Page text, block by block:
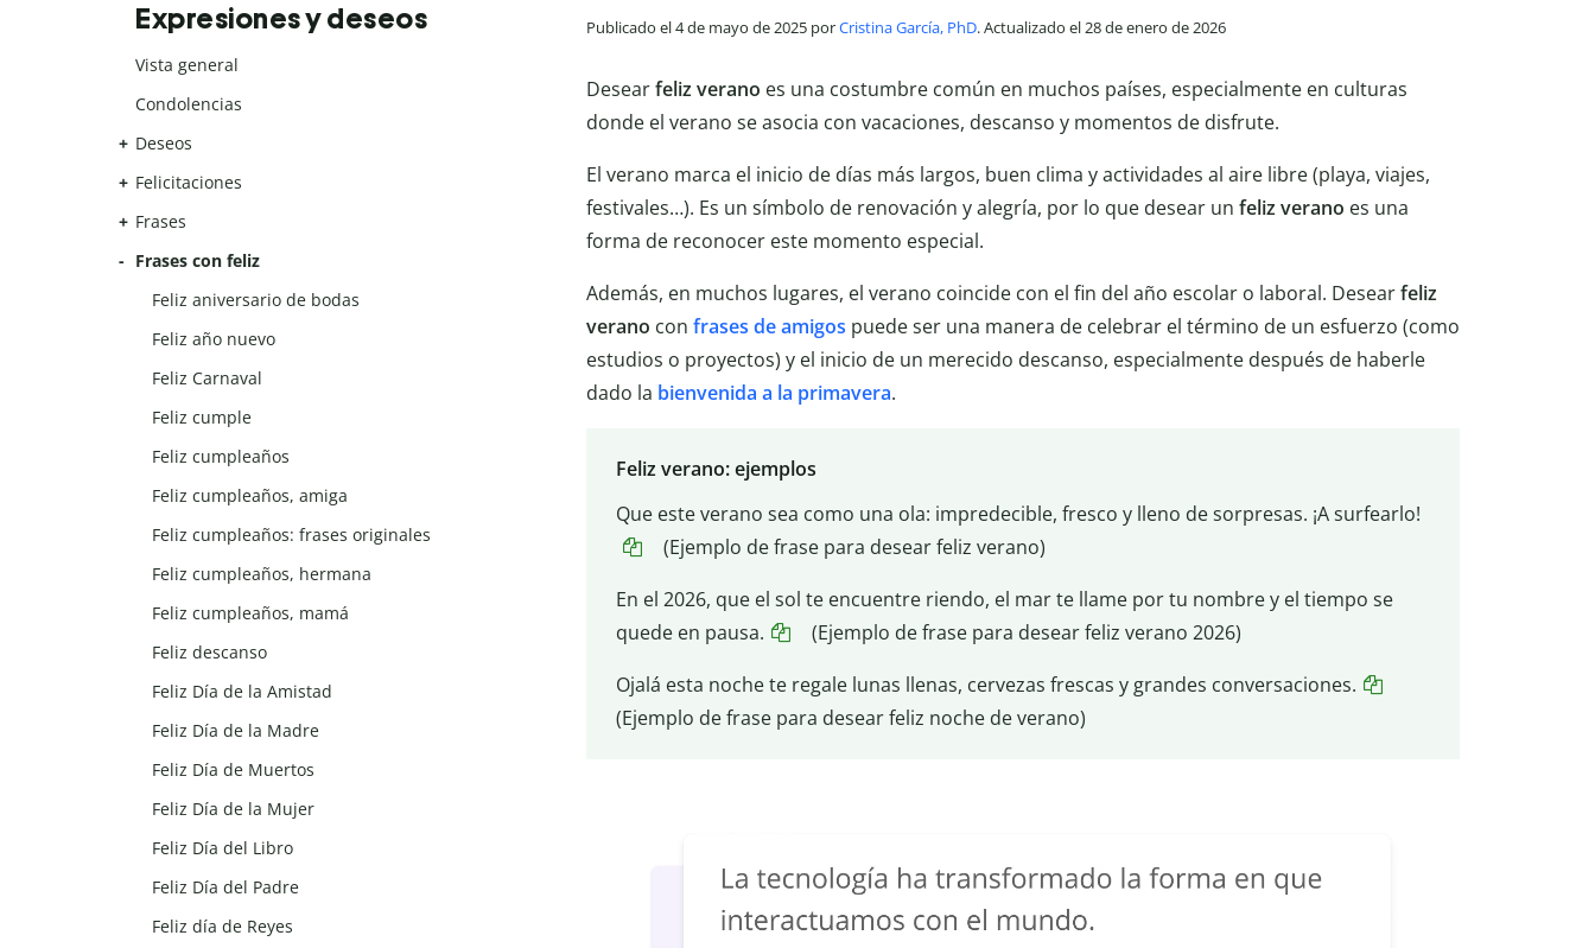
Publicado el 4 de mayo de 2025 porCristina García, PhD. Actualizado el 28 de enero de 2026
Desearfeliz verano es una costumbre común en muchos países, especialmente en culturas
donde el verano se asocia con vacaciones, descanso y momentos de disfrute.
El verano marca el inicio de días más largos, buen clima y actividades al aire libre (playa, viajes,
festivales…). Es un símbolo de renovación y alegría, por lo que desear un feliz verano es una
forma de reconocer este momento especial.
Además, en muchos lugares, el verano coincide con el fin del año escolar o laboral. Desearfeliz
verano con frases de amigos puede ser una manera de celebrar el término de un esfuerzo (como
estudios o proyectos) y el inicio de un merecido descanso, especialmente después de haberle
dado la bienvenida a la primavera.
Feliz verano: ejemplos
Que este verano sea como una ola: impredecible, fresco y lleno de sorpresas. ¡A surfearlo!
(Ejemplo de frase para desear feliz verano)
En el 2026, que el sol te encuentre riendo, el mar te llame por tu nombre y el tiempo se
quede en pausa.
(Ejemplo de frase para desear feliz verano 2026)
Ojalá esta noche te regale lunas llenas, cervezas frescas y grandes conversaciones.
(Ejemplo de frase para desear feliz noche de verano)
Expresiones y deseos
Vista general
Condolencias
Deseos
Felicitaciones
Frases
Frases con feliz
Feliz aniversario de bodas
Feliz año nuevo
Feliz Carnaval
Feliz cumple
Feliz cumpleaños
Feliz cumpleaños, amiga
Feliz cumpleaños: frases originales
Feliz cumpleaños, hermana
Feliz cumpleaños, mamá
Feliz descanso
Feliz Día de la Amistad
Feliz Día de la Madre
Feliz Día de Muertos
Feliz Día de la Mujer
Feliz Día del Libro
Feliz Día del Padre
Feliz día de Reyes